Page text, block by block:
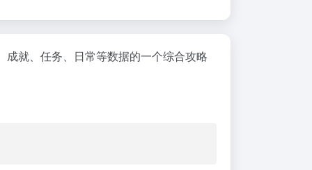
就、任务、日常等数据的一个综合攻略